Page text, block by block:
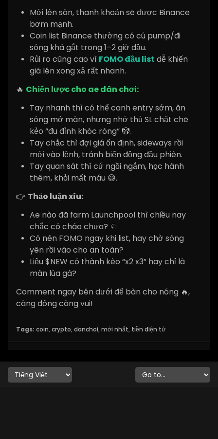
Mới lên sàn, thanh khoản sẽ được Binance
bơm mạnh.
Coin list Binance thường có cú pump/đi
sóng khá gắt trong 1–2 giờ đầu.
Rủi ro cũng cao vì FOMO đầu list dễ khiến
giá lên xong xả rất nhanh.
🔥 Chiến lược cho ae dân chơi:
Tay nhanh thì có thể canh entry sớm, ăn
sóng mở màn, nhưng nhớ thủ SL chặt chẽ
kẻo “đu đỉnh khóc ròng” 🤡.
Tay chắc thì đợi giá ổn định, sideways rồi
mới vào lệnh, tránh biến động đầu phiên.
Tay quan sát thì cứ ngồi ngắm, học hành
thêm, khỏi mất máu 😅.
👉 Thảo luận xíu:
Ae nào đã farm Launchpool thì chiều nay
chắc có cháo chưa? 🍲
Có nên FOMO ngay khi list, hay chờ sóng
yên rồi vào cho an toàn?
Liệu $NEW có thành kèo “x2 x3” hay chỉ là
màn lùa gà?
Comment ngay bên dưới để bàn cho nóng 🔥,
càng đông càng vui!
Tags: coin, crypto, danchoi, mới nhất, tiền điện tử